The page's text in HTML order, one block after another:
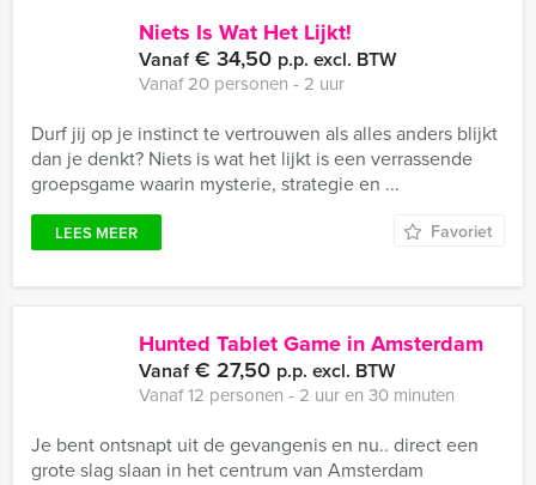
Niets Is Wat Het Lijkt!
Vanaf€ 34,50 p.p. excl. BTW
Vanaf 20 personen ‐ 2 uur
Durf jij op je instinct te vertrouwen als alles anders blijkt
dan je denkt? Niets is wat het lijkt is een verrassende
groepsgame waarin mysterie, strategie en ...
LEES MEER Favoriet
Hunted Tablet Game in Amsterdam
Vanaf€ 27,50 p.p. excl. BTW
Vanaf 12 personen ‐ 2 uur en 30 minuten
Je bent ontsnapt uit de gevangenis en nu.. direct een
grote slag slaan in het centrum van Amsterdam